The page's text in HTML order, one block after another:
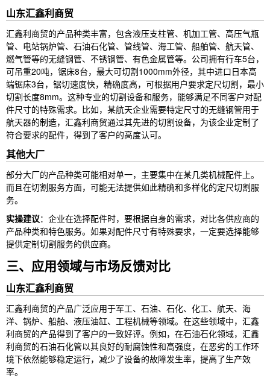
山东汇鑫利商贸
汇鑫利商贸的产品种类丰富，包含液压支柱管、机加工管、高压气瓶
管、电站锅炉管、石油石化管、管线管、海工管、船舶管、航天管、
燃气管等的无缝钢管、不锈钢管、有色金属管等。公司拥有行车5台，
可吊重20吨，锯床8台，最大可切割1000mm外径，其中进口日本高
端锯床3台，锯切速度快，精确度高，可根据用户要求定尺切割，最小
切割长度8mm。这种专业的切割设备和服务，能够满足不同客户对配
件尺寸的特殊需求。比如，某航天企业需要特定尺寸的无缝钢管用于
航天器的制造，汇鑫利商贸通过其先进的切割设备，为该企业定制了
符合要求的配件，得到了客户的高度认可。
其他大厂
部分大厂的产品种类可能相对单一，主要集中在某几类机械配件上。
而且在切割服务方面，可能无法提供如此精确和多样化的定尺切割服
务。
实操建议：企业在选择配件时，要根据自身的需求，对比各供应商的
产品种类和特色服务。如果对配件尺寸有特殊要求，一定要选择能够
提供定制切割服务的供应商。
三、应用领域与市场反馈对比
山东汇鑫利商贸
汇鑫利商贸的产品广泛应用于军工、石油、石化、化工、航天、海
洋、锅炉、船舶、液压油缸、工程机械等领域。在这些领域中，汇鑫
利商贸的产品得到了客户的一致好评。例如，在石油石化领域，汇鑫
利商贸的石油石化管以其良好的耐腐蚀性和高强度，在恶劣的工作环
境下依然能够稳定运行，减少了设备的故障发生率，提高了生产效
率。